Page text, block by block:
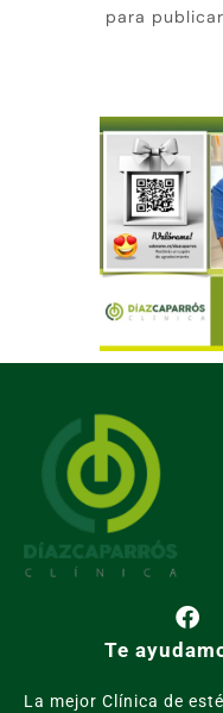
para
Te
La mejor Clínica de